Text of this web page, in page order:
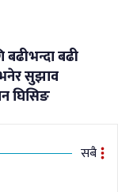
बढी
सुझाव
घिसिङ
सबै